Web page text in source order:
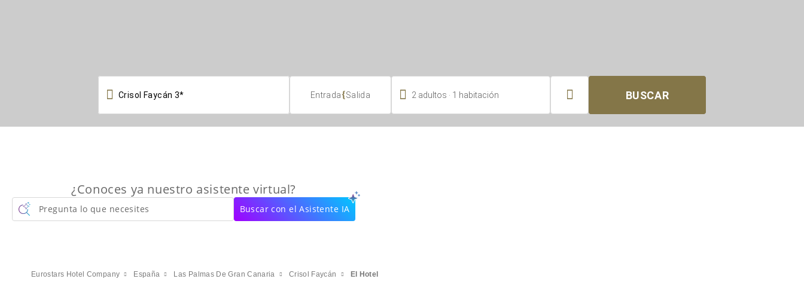
 Entrada{Salida  2 adultos 1 habitación  BUSCAR
¿Conoces ya nuestro asistente virtual?
Pregunta lo que necesites Buscar con el Asistente IA
Eurostars Hotel Company España Las Palmas De Gran Canaria Crisol Faycán El Hotel